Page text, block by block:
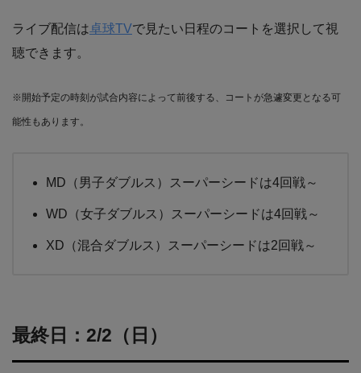
ライブ配信は卓球TVで見たい日程のコートを選択して視
聴できます。
※開始予定の時刻が試合内容によって前後する、コートが急遽変更となる可
能性もあります。
MD（男子ダブルス）スーパーシードは4回戦～
WD（女子ダブルス）スーパーシードは4回戦～
XD（混合ダブルス）スーパーシードは2回戦～
最終日：2/2（日）